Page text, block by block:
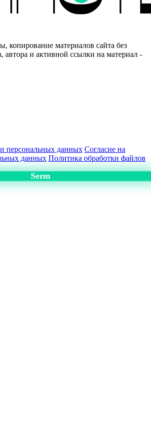
копирование материалов сайта без
автора и активной ссылки на материал -
персональных данных Согласие на
данных Политика обработки файлов
Serm